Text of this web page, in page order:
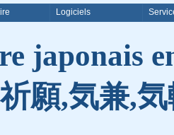
Logiciels
japonais
願,気兼,